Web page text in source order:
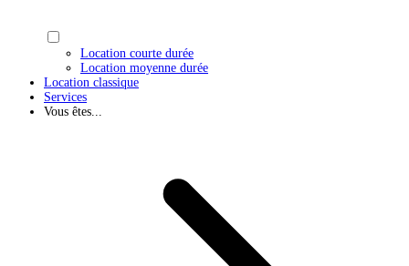
Location courte durée
Location moyenne durée
Location classique
Services
Vous êtes...